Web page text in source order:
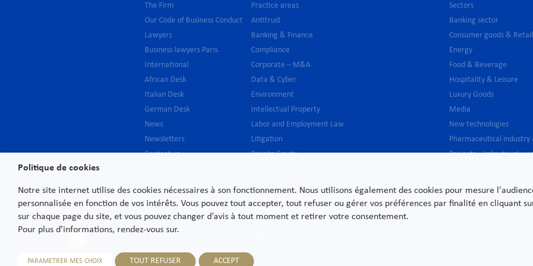
The Firm
Our Code of Business Conduct
Lawyers
Business lawyers Paris
International
African Desk
Italian Desk
German Desk
News
Newsletters
Contact us
Practice areas
Antitrust
Banking & Finance
Compliance
Corporate – M&A
Data & Cyber
Environment
Intellectual Property
Labor and Employment Law
Litigation
Private Equity
Regulatory & Compliance / Banking – Investment
Services – Insurance
Sectors
Banking sector
Consumer goods & Retail
Energy
Food & Beverage
Hospitality & Leisure
Luxury Goods
Media
New technologies
Pharmaceutical industry
Projects –
Transport
Politique de cookies
Notre site internet utilise des cookies nécessaires à son fonctionnement. Nous utilisons également des cookies pour mesure
personnalisée en fonction de vos intérêts. Vous pouvez tout accepter, tout refuser ou gérer vos préférences par finalité en cliquant
sur chaque page du site, et vous pouvez changer d’avis à tout moment et retirer votre consentement.
Pour plus d’informations, rendez-vous sur.
PARAMETRER MES CHOIX TOUT REFUSER ACCEPT